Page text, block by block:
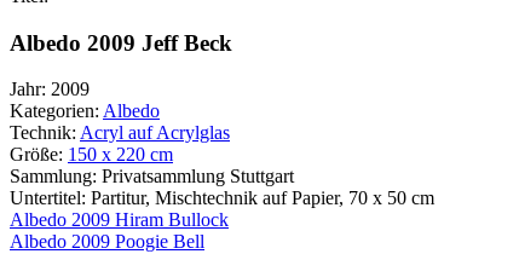
Albedo 2009 Jeff Beck
Jahr: 2009
Kategorien: Albedo
Technik: Acryl auf Acrylglas
Größe: 150 x 220 cm
Sammlung: Privatsammlung Stuttgart
Untertitel: Partitur, Mischtechnik auf Papier, 70 x 50 cm
Beitragsnavigation
Albedo 2009 Hiram Bullock
Albedo 2009 Poogie Bell